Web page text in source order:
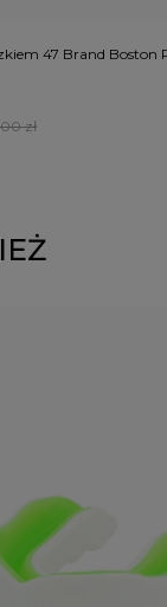
47 Brand Boston
zł